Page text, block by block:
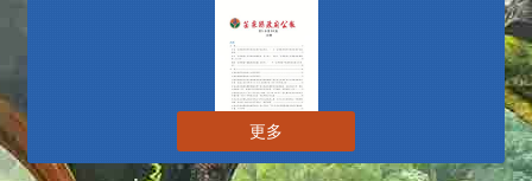
更多